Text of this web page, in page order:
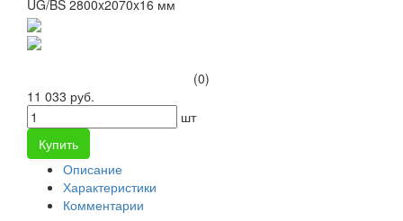
(0)
11 033 руб.
шт
Купить
Описание
Характеристики
Комментарии